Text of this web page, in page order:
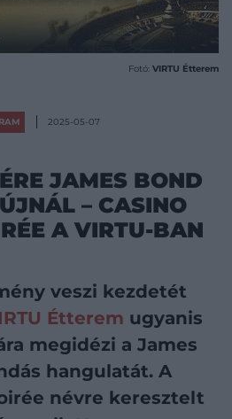
Fotó: VIRTU Étterem
2025-05-07
JAMES BOND
– CASINO
A VIRTU-BAN
veszi kezdetét
Étterem ugyanis
megidézi a James
hangulatát. A
névre keresztelt